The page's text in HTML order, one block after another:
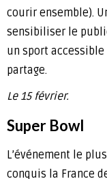
courir ensemble).
sensibiliser le
un sport
partage.
Le 15 février.
Super Bowl
L’événement le
conquis la France